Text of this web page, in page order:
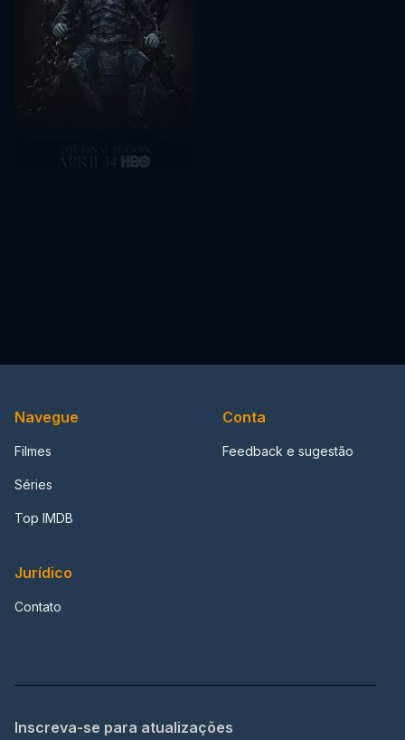
Navegue
Filmes
Séries
Top IMDB
Conta
Feedback e sugestão
Jurídico
Contato
Inscreva-se para atualizações